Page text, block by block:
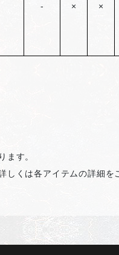
- × ×
ます。
くは各アイテムの詳細を